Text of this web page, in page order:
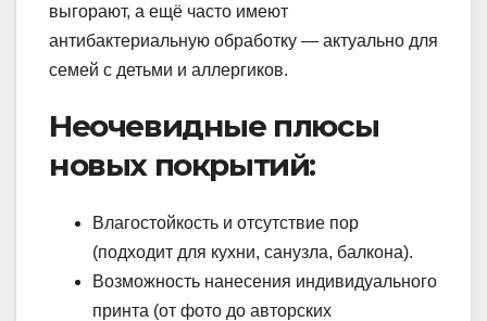
выгорают, а ещё часто имеют
антибактериальную обработку — актуально для
семей с детьми и аллергиков.
Неочевидные плюсы
новых покрытий:
Влагостойкость и отсутствие пор
(подходит для кухни, санузла, балкона).
Возможность нанесения индивидуального
принта (от фото до авторских